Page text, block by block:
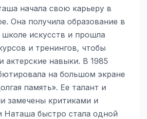
начала свою карьеру в
Она получила образование в
искусств и прошла
и тренингов, чтобы
актерские навыки. В 1985
на большом экране
память». Ее талант и
замечены критиками и
Наташа быстро стала одной